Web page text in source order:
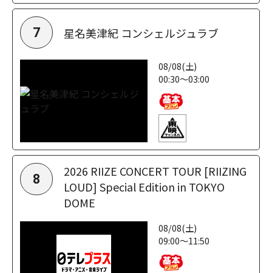
7 星名美津紀 コンシェルジュラブ
08/08(土)
00:30～03:00
8
2026 RIIZE CONCERT TOUR [RIIZING
LOUD] Special Edition in TOKYO
DOME
08/08(土)
09:00～11:50